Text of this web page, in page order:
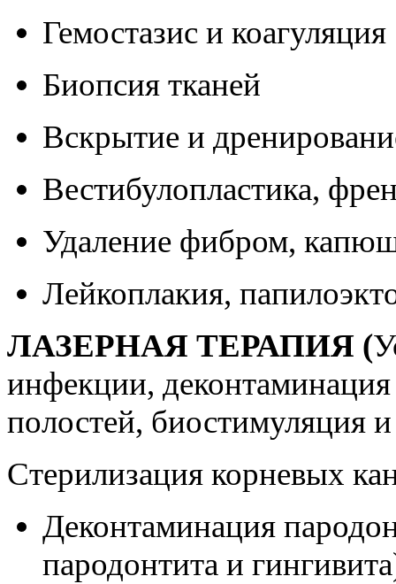
Гемостазис и коагуляция
Биопсия тканей
Вскрытие и
Вестибулопластика,
Удаление фибром,
Лейкоплакия,
ЛАЗЕРНАЯ ТЕРАПИЯ (
инфекции,
полостей, биостимуляция
Стерилизация корневых
Деконтаминация
пародонтита и